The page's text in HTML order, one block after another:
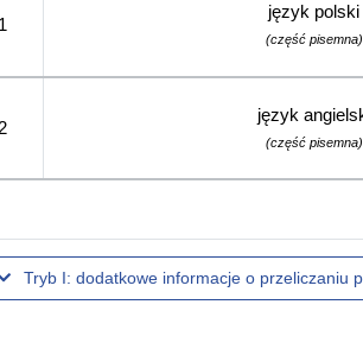
1
język polski
(część pisemna)
2
język
(część pisemna)
Tryb I: dodatkowe informacje o przeliczaniu